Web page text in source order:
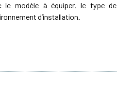
le modèle à équiper, le type de
d’installation.